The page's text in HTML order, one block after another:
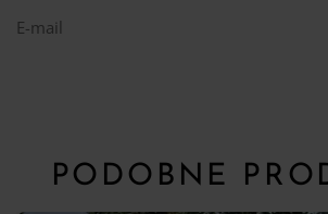
E-mail
PODOBNE